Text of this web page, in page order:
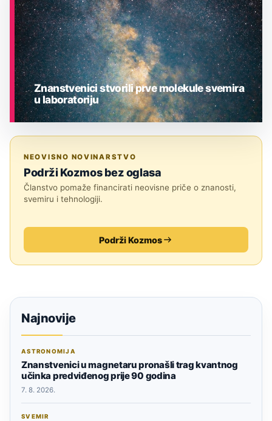
Znanstvenici stvorili prve molekule svemira
u laboratoriju
NEOVISNO NOVINARSTVO
Podrži Kozmos bez oglasa
Članstvo pomaže financirati neovisne priče o znanosti,
svemiru i tehnologiji.
Podrži Kozmos
Najnovije
ASTRONOMIJA
Znanstvenici u magnetaru pronašli trag kvantnog
učinka predviđenog prije 90 godina
7. 8. 2026.
SVEMIR